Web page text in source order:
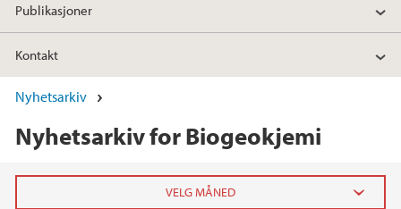
Publikasjoner
Kontakt
Nyhetsarkiv
Nyhetsarkiv for Biogeokjemi